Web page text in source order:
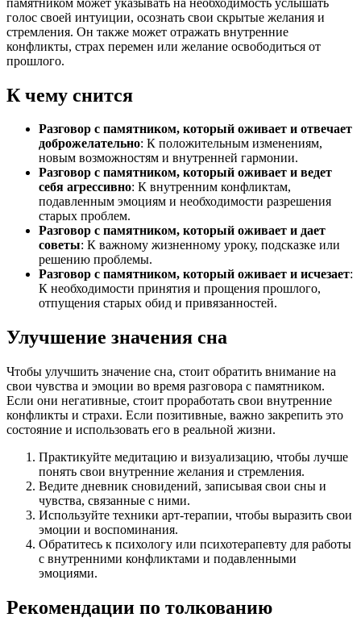
голос своей интуиции, осознать свои скрытые желания и
стремления. Он также может отражать внутренние
конфликты, страх перемен или желание освободиться от
прошлого.
К чему снится
Разговор с памятником, который оживает и отвечает
доброжелательно: К положительным изменениям,
новым возможностям и внутренней гармонии.
Разговор с памятником, который оживает и ведет
себя агрессивно: К внутренним конфликтам,
подавленным эмоциям и необходимости разрешения
старых проблем.
Разговор с памятником, который оживает и дает
советы: К важному жизненному уроку, подсказке или
решению проблемы.
Разговор с памятником, который оживает и исчезает:
К необходимости принятия и прощения прошлого,
отпущения старых обид и привязанностей.
Улучшение значения сна
Чтобы улучшить значение сна, стоит обратить внимание на
свои чувства и эмоции во время разговора с памятником.
Если они негативные, стоит проработать свои внутренние
конфликты и страхи. Если позитивные, важно закрепить это
состояние и использовать его в реальной жизни.
Практикуйте медитацию и визуализацию, чтобы лучше
понять свои внутренние желания и стремления.
Ведите дневник сновидений, записывая свои сны и
чувства, связанные с ними.
Используйте техники арт-терапии, чтобы выразить свои
эмоции и воспоминания.
Обратитесь к психологу или психотерапевту для работы
с внутренними конфликтами и подавленными
эмоциями.
Рекомендации по толкованию